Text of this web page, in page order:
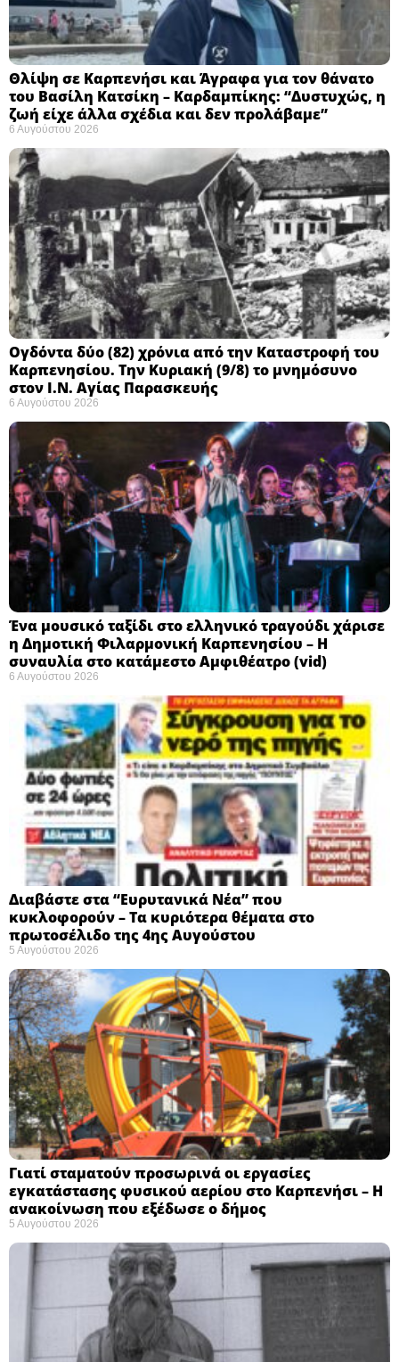
Θλίψη σε Καρπενήσι και Άγραφα για τον θάνατο
του Βασίλη Κατσίκη – Καρδαμπίκης: “Δυστυχώς, η
ζωή είχε άλλα σχέδια και δεν προλάβαμε”
6 Αυγούστου 2026
Ογδόντα δύο (82) χρόνια από την Καταστροφή του
Καρπενησίου. Την Κυριακή (9/8) το μνημόσυνο
στον Ι.Ν. Αγίας Παρασκευής
6 Αυγούστου 2026
Ένα μουσικό ταξίδι στο ελληνικό τραγούδι χάρισε
η Δημοτική Φιλαρμονική Καρπενησίου – Η
συναυλία στο κατάμεστο Αμφιθέατρο (vid)
6 Αυγούστου 2026
Διαβάστε στα “Ευρυτανικά Νέα” που
κυκλοφορούν – Τα κυριότερα θέματα στο
πρωτοσέλιδο της 4ης Αυγούστου
5 Αυγούστου 2026
Γιατί σταματούν προσωρινά οι εργασίες
εγκατάστασης φυσικού αερίου στο Καρπενήσι – Η
ανακοίνωση που εξέδωσε ο δήμος
5 Αυγούστου 2026